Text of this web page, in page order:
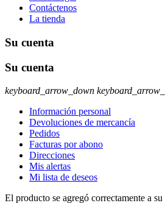
Contáctenos
La tienda
Su cuenta
Su cuenta
keyboard_arrow_down
Información personal
Devoluciones de mercancía
Pedidos
Facturas por abono
Direcciones
Mis alertas
Mi lista de deseos
El producto se agregó correctamente a su